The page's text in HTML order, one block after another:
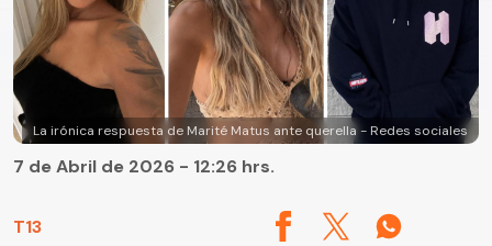
La irónica respuesta de Marité Matus ante querella - Redes sociales
T13
7 de Abril de 2026 - 12:26 hrs.